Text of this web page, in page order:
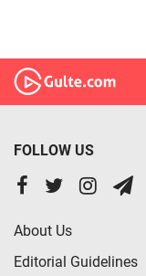
FOLLOW US
About Us
Editorial Guidelines